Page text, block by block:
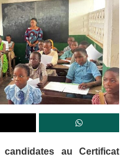
au Certificat